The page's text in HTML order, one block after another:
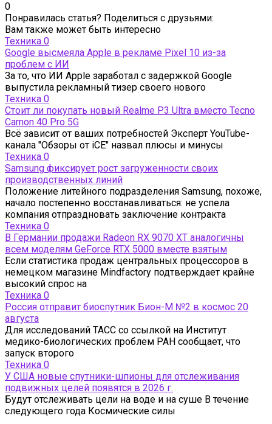
0
Понравилась статья? Поделиться с друзьями:
Вам также может быть интересно
Техника 0
Google высмеяла Apple в рекламе Pixel 10 из-за
проблем с ИИ
За то, что ИИ Apple заработал с задержкой Google
выпустила рекламный тизер своего нового
Техника 0
Стоит ли покупать новый Realme P3 Ultra вместо Tecno
Camon 40 Pro 5G
Всё зависит от ваших потребностей Эксперт YouTube-
канала "Обзоры от iCE" назвал плюсы и минусы
Техника 0
Samsung фиксирует рост загруженности своих
производственных линий
Положение литейного подразделения Samsung, похоже,
начало постепенно восстанавливаться: не успела
компания отпраздновать заключение контракта
Техника 0
В Германии продажи Radeon RX 9070 XT аналогичны
всем моделям GeForce RTX 5000 вместе взятым
Если статистика продаж центральных процессоров в
немецком магазине Mindfactory подтверждает крайне
высокий спрос на
Техника 0
Россия отправит биоспутник Бион-М №2 в космос 20
августа
Для исследований ТАСС со ссылкой на Институт
медико-биологических проблем РАН сообщает, что
запуск второго
Техника 0
У США новые спутники-шпионы для отслеживания
подвижных целей появятся в 2026 г.
Будут отслеживать цели на воде и на суше В течение
следующего года Космические силы